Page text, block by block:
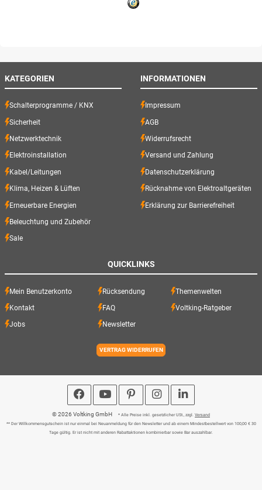
KATEGORIEN
Schalterprogramme / KNX
Sicherheit
Netzwerktechnik
Elektroinstallation
Kabel/Leitungen
Klima, Heizen & Lüften
Erneuerbare Energien
Beleuchtung und Zubehör
Sale
INFORMATIONEN
Impressum
AGB
Widerrufsrecht
Versand und Zahlung
Datenschutzerklärung
Rücknahme von Elektroaltgeräten
Erklärung zur Barrierefreiheit
QUICKLINKS
Mein Benutzerkonto Rücksendung Themenwelten
Kontakt FAQ Voltking-Ratgeber
Jobs Newsletter
VERTRAG WIDERRUFEN
© 2026 Voltking GmbH * Alle Preise inkl. gesetzlicher USt., zzgl. Versand
** Der Willkommensgutschein ist nur einmal bei Neuanmeldung für den Newsletter und ab einem Mindestbestellwert von 100,00 € 30
Tage gültig. Er ist nicht mit anderen Rabattaktionen kombinierbar sowie Bar auszahlbar.